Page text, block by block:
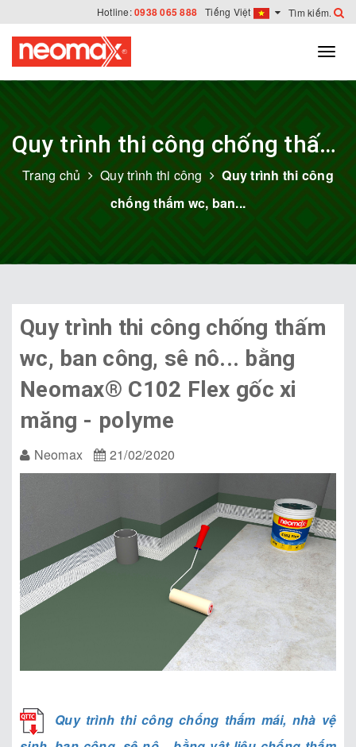
Tiếng Việt
Hotline:0938 065 888
Quy trình thi công chống thấm bằng Neomax® C102 Flex
Trang chủ Quy trình thi công
Quy trình thi công
chống thấm wc, ban...
Quy trình thi công chống thấm
wc, ban công, sê nô... bằng
Neomax® C102 Flex gốc xi
măng - polyme
Neomax 21/02/2020
Quy trình thi công chống thấm mái, nhà vệ